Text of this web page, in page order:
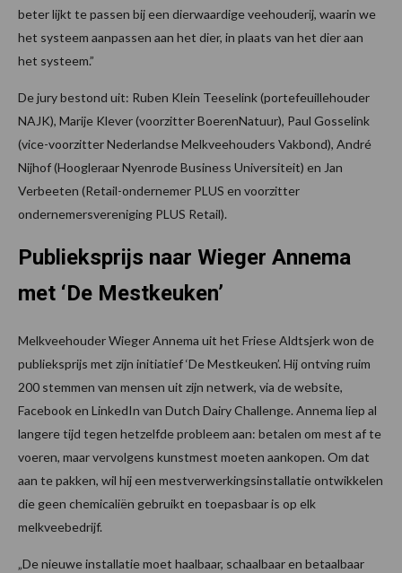
beter lijkt te passen bij een dierwaardige veehouderij, waarin we
het systeem aanpassen aan het dier, in plaats van het dier aan
het systeem.”
De jury bestond uit: Ruben Klein Teeselink (portefeuillehouder
NAJK), Marije Klever (voorzitter BoerenNatuur), Paul Gosselink
(vice-voorzitter Nederlandse Melkveehouders Vakbond), André
Nijhof (Hoogleraar Nyenrode Business Universiteit) en Jan
Verbeeten (Retail-ondernemer PLUS en voorzitter
ondernemersvereniging PLUS Retail).
Publieksprijs naar Wieger Annema
met ‘De Mestkeuken’
Melkveehouder Wieger Annema uit het Friese Aldtsjerk won de
publieksprijs met zijn initiatief ‘De Mestkeuken’. Hij ontving ruim
200 stemmen van mensen uit zijn netwerk, via de website,
Facebook en LinkedIn van Dutch Dairy Challenge. Annema liep al
langere tijd tegen hetzelfde probleem aan: betalen om mest af te
voeren, maar vervolgens kunstmest moeten aankopen. Om dat
aan te pakken, wil hij een mestverwerkingsinstallatie ontwikkelen
die geen chemicaliën gebruikt en toepasbaar is op elk
melkveebedrijf.
„De nieuwe installatie moet haalbaar, schaalbaar en betaalbaar